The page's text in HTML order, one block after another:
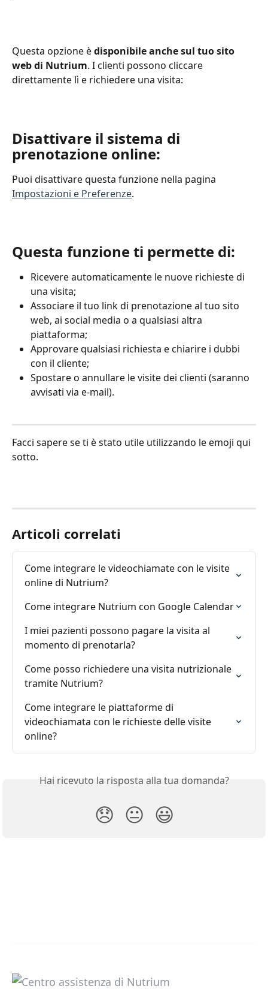
Questa opzione è disponibile anche sul tuo sito
web di Nutrium. I clienti possono cliccare
direttamente lì e richiedere una visita:
Disattivare il sistema di
prenotazione online:
Puoi disattivare questa funzione nella pagina
Impostazioni e Preferenze.
Questa funzione ti permette di:
Ricevere automaticamente le nuove richieste di
una visita;
Associare il tuo link di prenotazione al tuo sito
web, ai social media o a qualsiasi altra
piattaforma;
Approvare qualsiasi richiesta e chiarire i dubbi
con il cliente;
Spostare o annullare le visite dei clienti (saranno
avvisati via e-mail).
Facci sapere se ti è stato utile utilizzando le emoji qui
sotto.
Articoli correlati
Come integrare le videochiamate con le visite
online di Nutrium?
Come integrare Nutrium con Google Calendar
I miei pazienti possono pagare la visita al
momento di prenotarla?
Come posso richiedere una visita nutrizionale
tramite Nutrium?
Come integrare le piattaforme di
videochiamata con le richieste delle visite
online?
Hai ricevuto la risposta alla tua domanda?
😞 😐 😃